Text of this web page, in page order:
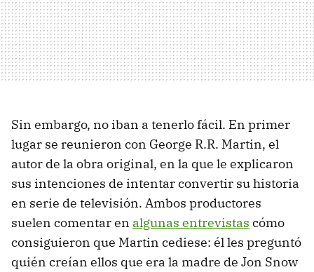
Sin embargo, no iban a tenerlo fácil. En primer
lugar se reunieron con George R.R. Martin, el
autor de la obra original, en la que le explicaron
sus intenciones de intentar convertir su historia
en serie de televisión. Ambos productores
suelen comentar en algunas entrevistas cómo
consiguieron que Martin cediese: él les preguntó
quién creían ellos que era la madre de Jon Snow